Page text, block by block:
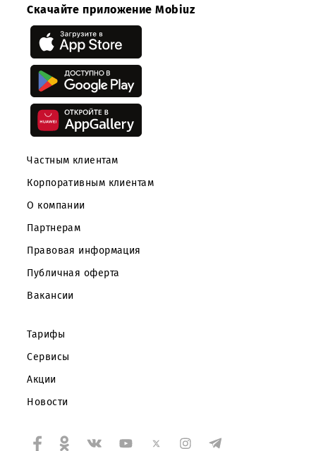
Приложение:
Скачать
Скачайте приложение Mobiuz
Частным клиентам
О компании
Партнерам
Правовая информация
Публичная оферта